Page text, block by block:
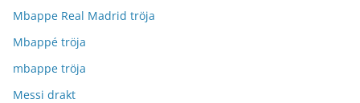
Mbappe Real Madrid tröja
Mbappé tröja
mbappe tröja
Messi drakt